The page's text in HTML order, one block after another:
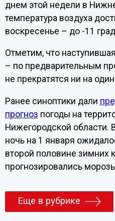
днем этой недели в
температура воздуха
воскресенье – до -11
Отметим, что
– по предварительным
не прекратятся ни на
Ранее синоптики дали
прогноз погоды на
Нижегородской области.
ночь на 1 января
второй половине зимних
прогнозировались
Еще в рубрике